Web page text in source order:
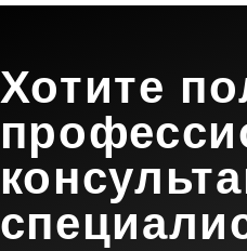
Хотите